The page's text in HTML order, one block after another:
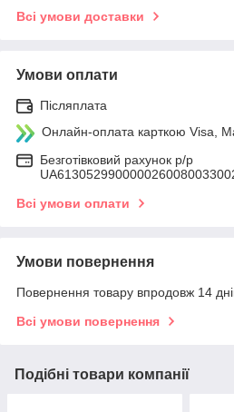
Всі умови доставки
Умови оплати
Післяплата
Онлайн-оплата карткою Visa,
Безготівковий рахунок р/р
Всі умови оплати
Умови повернення
Повернення товару впродовж 14
Всі умови повернення
Подібні товари компанії